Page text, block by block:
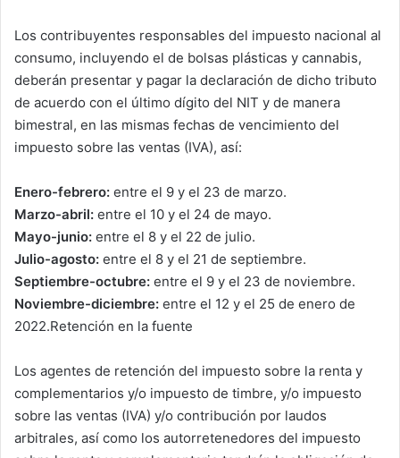
Los contribuyentes responsables del impuesto nacional al
consumo, incluyendo el de bolsas plásticas y cannabis,
deberán presentar y pagar la declaración de dicho tributo
de acuerdo con el último dígito del NIT y de manera
bimestral, en las mismas fechas de vencimiento del
impuesto sobre las ventas (IVA), así:
Enero-febrero: entre el 9 y el 23 de marzo.
Marzo-abril: entre el 10 y el 24 de mayo.
Mayo-junio: entre el 8 y el 22 de julio.
Julio-agosto: entre el 8 y el 21 de septiembre.
Septiembre-octubre: entre el 9 y el 23 de noviembre.
Noviembre-diciembre: entre el 12 y el 25 de enero de
2022.Retención en la fuente
Los agentes de retención del impuesto sobre la renta y
complementarios y/o impuesto de timbre, y/o impuesto
sobre las ventas (IVA) y/o contribución por laudos
arbitrales, así como los autorretenedores del impuesto